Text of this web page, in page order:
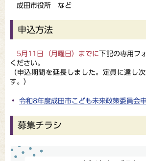
成田市役所 など
申込方法
5月11日（月曜日）までに下記の専用フ
ください。
（申込期間を延長しました。定員に達し
す。）
令和8年度成田市こども未来政策委員会
募集チラシ